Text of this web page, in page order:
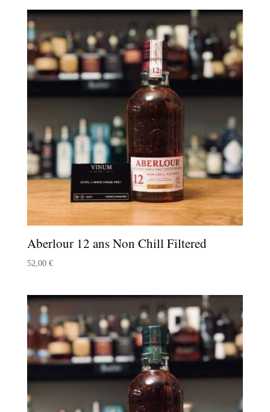
Aberlour 12 ans Non Chill Filtered
52,00 €